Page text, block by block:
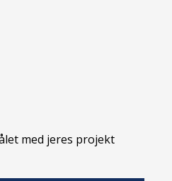
med jeres projekt